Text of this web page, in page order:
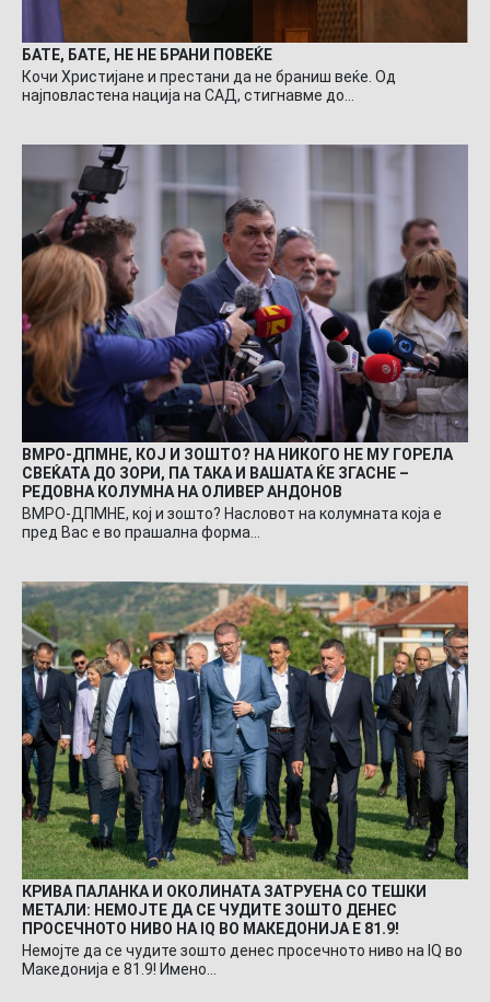
БАТЕ, БАТЕ, НЕ НЕ БРАНИ ПОВЕЌЕ
Кочи Христијане и престани да не браниш веќе. Од
најповластена нација на САД, стигнавме до…
ВМРО-ДПМНЕ, КОЈ И ЗОШТО? НА НИКОГО НЕ МУ ГОРЕЛА
СВЕЌАТА ДО ЗОРИ, ПА ТАКА И ВАШАТА ЌЕ ЗГАСНЕ –
РЕДОВНА КОЛУМНА НА ОЛИВЕР АНДОНОВ
ВМРО-ДПМНЕ, кој и зошто? Насловот на колумната која е
пред Вас е во прашална форма…
КРИВА ПАЛАНКА И ОКОЛИНАТА ЗАТРУЕНА СО ТЕШКИ
МЕТАЛИ: НЕМОЈТЕ ДА СЕ ЧУДИТЕ ЗОШТО ДЕНЕС
ПРОСЕЧНОТО НИВО НА IQ ВО МАКЕДОНИЈА Е 81.9!
Немојте да се чудите зошто денес просечното ниво на IQ во
Македонија е 81.9! Имено…